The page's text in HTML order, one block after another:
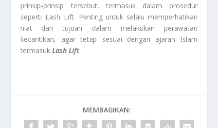
prinsip-prinsip tersebut, termasuk dalam prosedur
seperti Lash Lift. Penting untuk selalu memperhatikan
niat dan tujuan dalam melakukan perawatan
kecantikan, agar tetap sesuai dengan ajaran Islam
termasukLash Lift.
MEMBAGIKAN: